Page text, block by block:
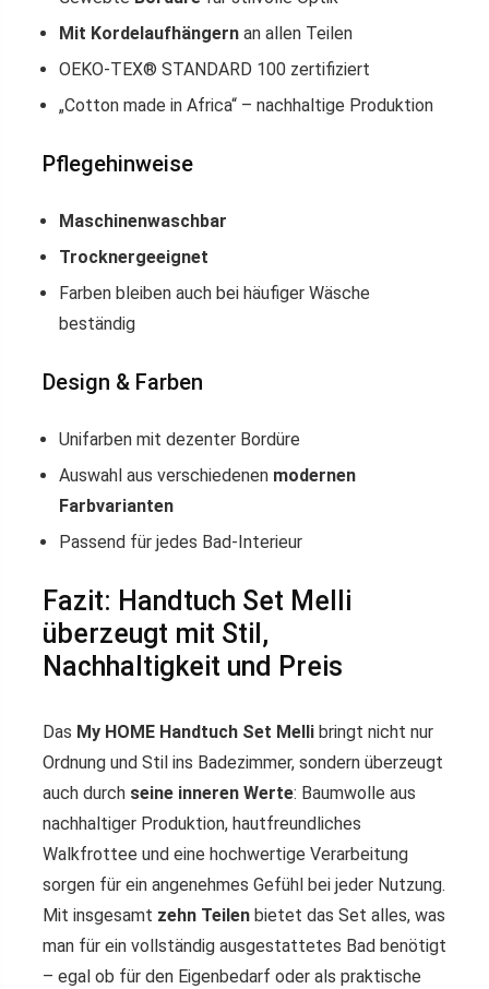
Mit Kordelaufhängern an allen Teilen
OEKO-TEX® STANDARD 100 zertifiziert
„Cotton made in Africa“ – nachhaltige Produktion
Pflegehinweise
Maschinenwaschbar
Trocknergeeignet
Farben bleiben auch bei häufiger Wäsche
beständig
Design & Farben
Unifarben mit dezenter Bordüre
Auswahl aus verschiedenen modernen
Farbvarianten
Passend für jedes Bad-Interieur
Fazit: Handtuch Set Melli
überzeugt mit Stil,
Nachhaltigkeit und Preis
Das My HOME Handtuch Set Melli bringt nicht nur
Ordnung und Stil ins Badezimmer, sondern überzeugt
auch durch seine inneren Werte: Baumwolle aus
nachhaltiger Produktion, hautfreundliches
Walkfrottee und eine hochwertige Verarbeitung
sorgen für ein angenehmes Gefühl bei jeder Nutzung.
Mit insgesamt zehn Teilen bietet das Set alles, was
man für ein vollständig ausgestattetes Bad benötigt
– egal ob für den Eigenbedarf oder als praktische